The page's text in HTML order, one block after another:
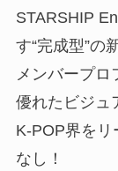
STARSHIP
す“完成型”の
メンバープロ
優れたビジュ
K-POP界を
なし！